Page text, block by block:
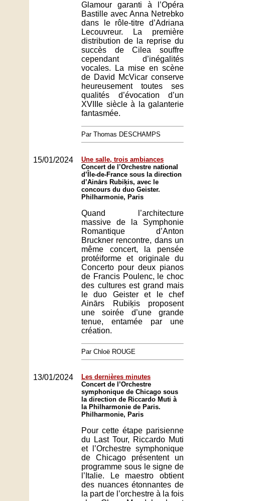
Glamour garanti à l’Opéra
Bastille avec Anna Netrebko
dans le rôle-titre d’Adriana
Lecouvreur. La première
distribution de la reprise du
succès de Cilea souffre
cependant d’inégalités
vocales. La mise en scène
de David McVicar conserve
heureusement toutes ses
qualités d’évocation d’un
XVIIIe siècle à la galanterie
fantasmée.
Par Thomas DESCHAMPS
15/01/2024
Une salle, trois ambiances
Concert de l’Orchestre national
d’Île-de-France sous la direction
d’Ainārs Rubiķis, avec le
concours du duo Geister.
Philharmonie, Paris
Quand l’architecture
massive de la Symphonie
Romantique d’Anton
Bruckner rencontre, dans un
même concert, la pensée
protéiforme et originale du
Concerto pour deux pianos
de Francis Poulenc, le choc
des cultures est grand mais
le duo Geister et le chef
Ainārs Rubiķis proposent
une soirée d’une grande
tenue, entamée par une
création.
Par Chloë ROUGE
13/01/2024
Les dernières minutes
Concert de l’Orchestre
symphonique de Chicago sous
la direction de Riccardo Muti à
la Philharmonie de Paris.
Philharmonie, Paris
Pour cette étape parisienne
du Last Tour, Riccardo Muti
et l’Orchestre symphonique
de Chicago présentent un
programme sous le signe de
l’Italie. Le maestro obtient
des nuances étonnantes de
la part de l’orchestre à la fois